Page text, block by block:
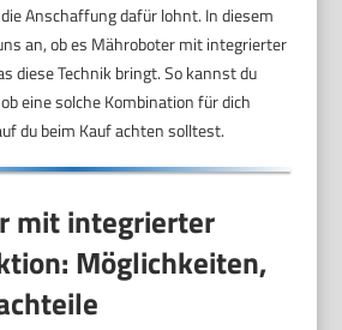
Anschaffung dafür lohnt. In diesem
an, ob es Mähroboter mit integrierter
diese Technik bringt. So kannst du
eine solche Kombination für dich
du beim Kauf achten solltest.
mit integrierter
Möglichkeiten,